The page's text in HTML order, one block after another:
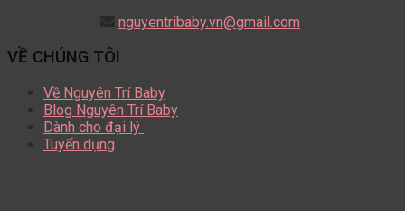
nguyentribaby.vn@gmail.com
VỀ CHÚNG TÔI
Về Nguyên Trí Baby
Blog Nguyên Trí Baby
Dành cho đại lý
Tuyển dụng